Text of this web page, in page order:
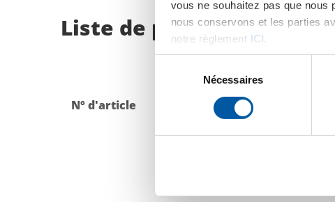
vous ne souhaitez pas que nous
nous conservons et les parties
notre règlement ICI
consentement
Nécessaires
Liste de prix bruts: Tube
N° d'article Description